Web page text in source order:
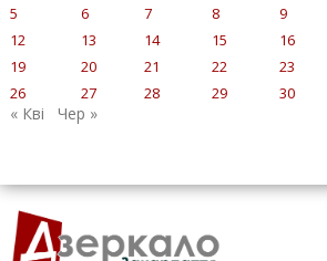
5
6 7 8 9
12
13 14 15 16
19
20 21 22 23
26
27 28 29 30
« Кві Чер »